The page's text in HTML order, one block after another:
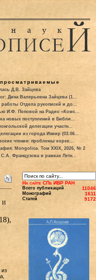
Д.В. Зайцева
Дина Валерьевна Зайцева (1...
работы Отдела рукописей и до...
И.Ф. Поповой на Радио «Комс...
новых поступлений в Библи...
делегации участн...
из города Измир (03.06...
чтения: проблемы корее...
Mongolica. Том XXIX, 2026, № 2
Французова в рамках Летн...
и
На сайте СПб ИВР РАН
Всего публикаций 11046
Монографий 1611
Статей 9172